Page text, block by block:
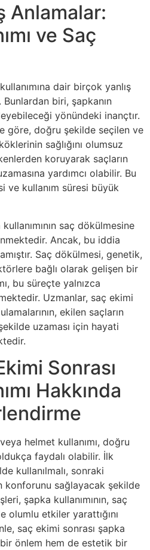
Anlamalar:
ve Saç
dair birçok yanlış
biri, şapkanın
yönündeki inançtır.
göre, doğru şekilde seçilen ve
sağlığını olumsuz
koruyarak saçların
yardımcı olabilir. Bu
ve kullanım süresi büyük
saç dökülmesine
Ancak, bu iddia
Saç dökülmesi, genetik,
bağlı olarak gelişen bir
bu süreçte yalnızca
Uzmanlar, saç ekimi
ekilen saçların
uzaması için hayati
Sonrası
Hakkında
helmet kullanımı, doğru
faydalı olabilir. İlk
kullanılmalı, sonraki
konforunu sağlayacak şekilde
şapka kullanımının, saç
olumlu etkiler yarattığını
saç ekimi sonrası şapka
bir önlem hem de estetik bir